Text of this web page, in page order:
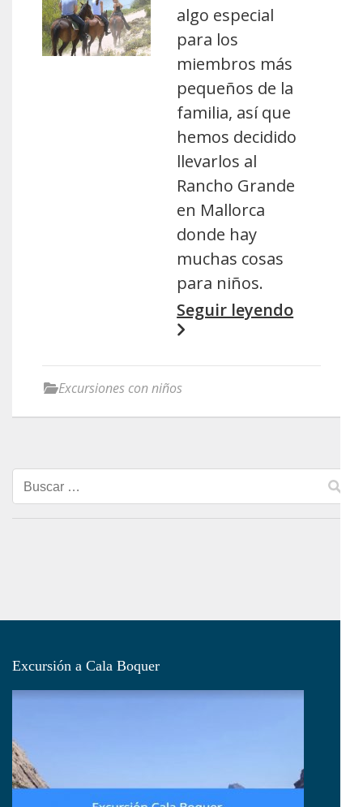
algo especial
para los
miembros más
pequeños de la
familia, así que
hemos decidido
llevarlos al
Rancho Grande
en Mallorca
donde hay
muchas cosas
para niños.
Seguir leyendo
Excursiones con niños
Buscar:
Excursión a Cala Boquer